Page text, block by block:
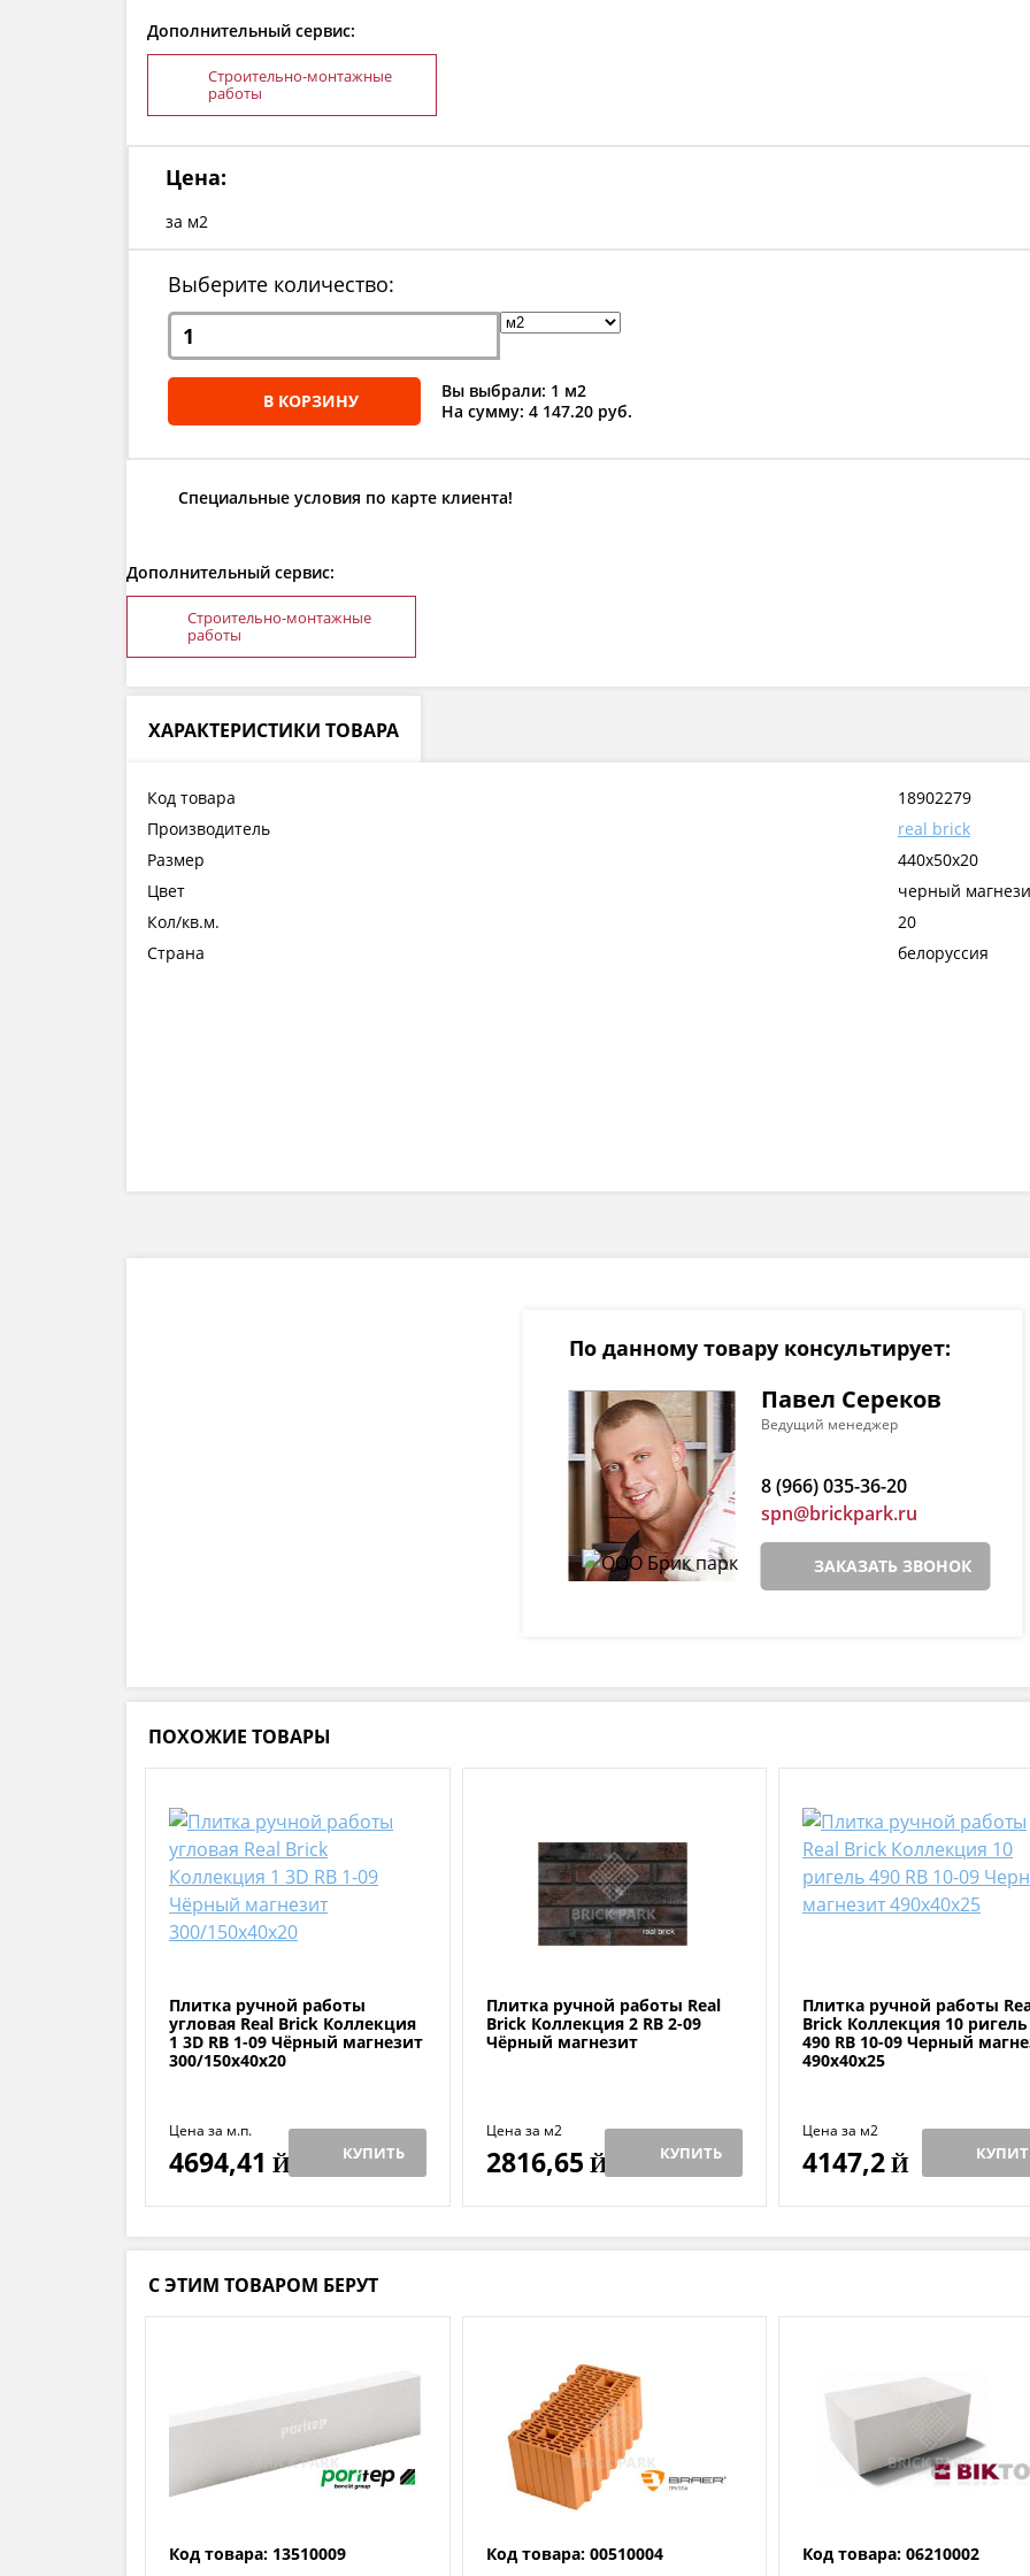
Дополнительный сервис:
Строительно-монтажные
работы
Цена:
за м2
Выберите количество:
В КОРЗИНУ
Вы выбрали: 1 м2
На сумму: 4 147.20 руб.
Специальные условия по карте клиента!
Дополнительный сервис:
Строительно-монтажные
работы
ХАРАКТЕРИСТИКИ ТОВАРА
Код товара
18902279
Производитель
real brick
Размер
440х50х20
Цвет
черный
Кол/кв.м.
20
Страна
белоруссия
По данному товару консультирует:
Павел Сереков
Ведущий менеджер
8 (966) 035-36-20
spn@brickpark.ru
ЗАКАЗАТЬ ЗВОНОК
ПОХОЖИЕ ТОВАРЫ
Плитка ручной работы
угловая Real Brick Коллекция
1 3D RB 1-09 Чёрный магнезит
300/150х40х20
Цена за м.п.
4694,41 Й КУПИТЬ
Плитка ручной работы Real
Brick Коллекция 2 RB 2-09
Чёрный магнезит
Цена за м2
2816,65 Й КУПИТЬ
Плитка ручной работы
Brick Коллекция 10 ригель
490 RB 10-09 Черный
490х40х25
Цена за м2
4147,2 Й
С ЭТИМ ТОВАРОМ БЕРУТ
Код товара: 13510009
Код товара: 00510004
Код товара: 06210002